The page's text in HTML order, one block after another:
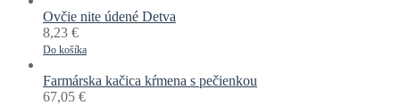
Ovčie nite údené Detva
8,23 €
Do košíka
Farmárska kačica kŕmena s pečienkou
67,05 €